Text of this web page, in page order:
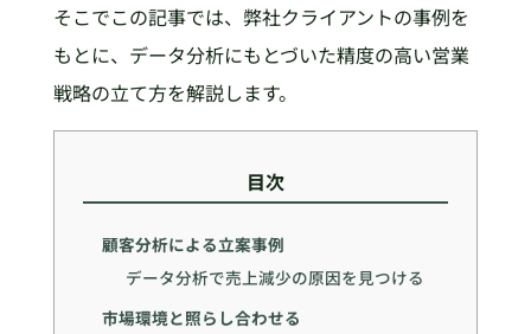
そこでこの記事では、弊社クライアントの事例を
もとに、データ分析にもとづいた精度の高い営業
戦略の立て方を解説します。
目次
顧客分析による立案事例
データ分析で売上減少の原因を見つける
市場環境と照らし合わせる